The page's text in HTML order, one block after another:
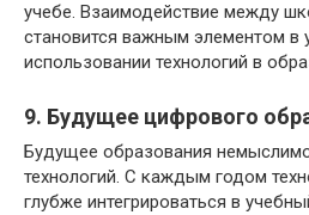
учебе. Взаимодействие между
становится важным элементом в
использовании технологий в
9. Будущее цифрового
Будущее образования
технологий. С каждым годом
глубже интегрироваться в